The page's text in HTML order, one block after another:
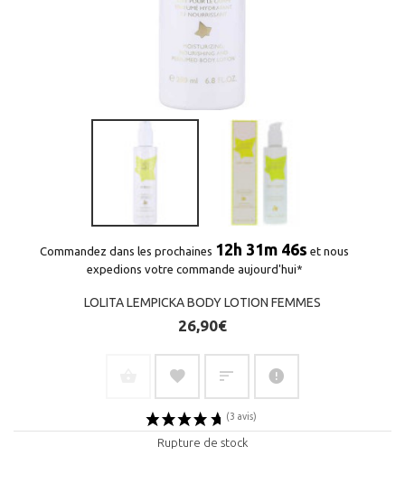
Commandez dans les prochaines 12h 31m 45s et nous
expedions votre commande aujourd'hui*
LOLITA LEMPICKA BODY LOTION FEMMES
26,90€
Rupture de stock